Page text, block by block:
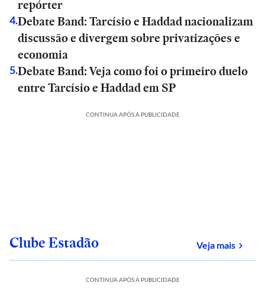
repórter
4.Debate Band: Tarcísio e Haddad nacionalizam
discussão e divergem sobre privatizações e
economia
5.Debate Band: Veja como foi o primeiro duelo
entre Tarcísio e Haddad em SP
CONTINUA APÓS A PUBLICIDADE
Clube Estadão Veja maissobre
CONTINUA APÓS A PUBLICIDADE